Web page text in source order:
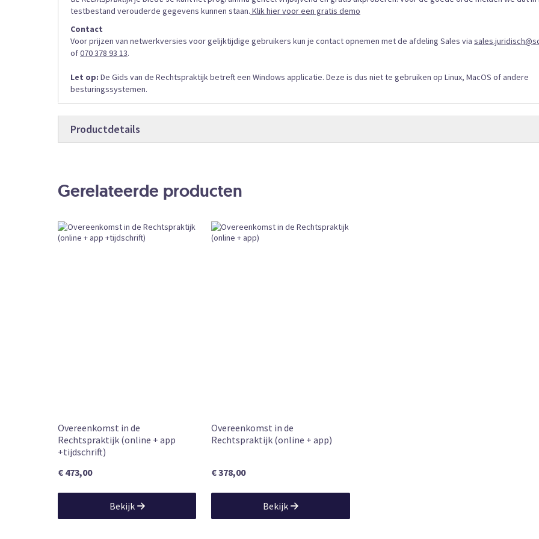
testbestand verouderde gegevens kunnen staan. Klik hier voor een gratis demo
Contact
Voor prijzen van netwerkversies voor gelijktijdige gebruikers kun je contact opnemen met de afdeling Sales via
of070 378 93 13.
Let op: De Gids van de Rechtspraktijk betreft een Windows applicatie. Deze is dus niet te gebruiken op Linux, MacOS of andere
besturingssystemen.
Productdetails
Producttype Online
External URL CKEDITOR
Gerelateerde producten
Overeenkomst in de
Rechtspraktijk (online + app
+tijdschrift)
€ 473,00
Bekijk
Overeenkomst in de
Rechtspraktijk (online + app)
€ 378,00
Bekijk